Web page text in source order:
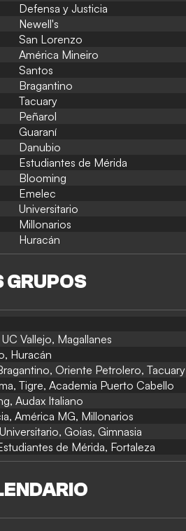
Defensa y Justicia
Newell's
San Lorenzo
América Mineiro
Santos
Bragantino
Tacuary
Peñarol
Guaraní
Danubio
Estudiantes de Mérida
Blooming
Emelec
Universitario
Millonarios
Huracán
GRUPOS
Vallejo, Magallanes
Huracán
Oriente Petrolero, Tacuary
Tigre, Academia Puerto Cabello
Audax Italiano
América MG, Millonarios
Goias, Gimnasia
de Mérida, Fortaleza